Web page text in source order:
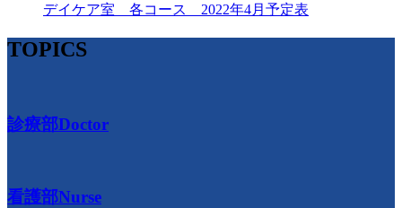
デイケア室 各コース 2022年4月予定表
TOPICS
診療部Doctor
看護部Nurse